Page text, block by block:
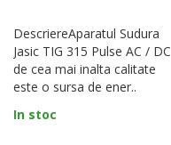
DescriereAparatul Sudura
Jasic TIG 315 Pulse AC / DC
de cea mai inalta calitate
este o sursa de ener..
In stoc